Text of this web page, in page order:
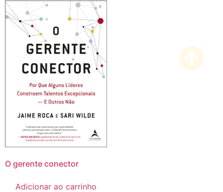
O gerente conector
Adicionar ao carrinho